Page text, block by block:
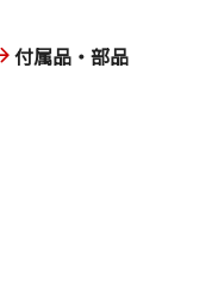
付属品・部品